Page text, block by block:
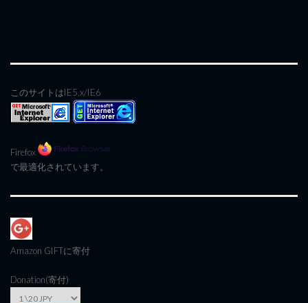
このサイトはIE5.x/IE6
Firefox
で最適化されています。
Amazon GIFTに寄付
Donation(寄付)